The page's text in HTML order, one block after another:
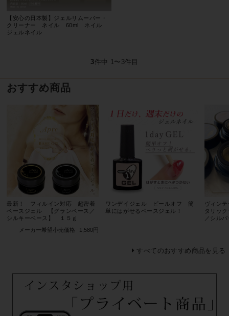
【安心の日本製】ジェルリムーバー・
クリーナー ネイル 60ml ネイル
ジェルネイル
3件中 1〜3件目
おすすめ商品
最新！ フィルイン対応 超密着
ベースジェル 【グランベース／
シルキーベース】 １５ｇ
メーカー希望小売価格
1,580円
ワンデイジェル ピールオフ 簡
単にはがせるベースジェル！
ヴィン
タリッ
／シル
すべてのおすすめ商品を見る